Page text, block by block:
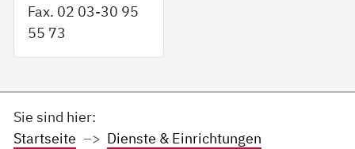
Fax. 02 03-30 95
55 73
Sie sind hier:
Startseite
Dienste & Einrichtungen